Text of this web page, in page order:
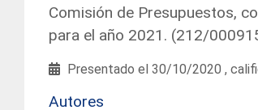
Comisión de Presupuestos,
para el año 2021. (212/
Presentado el 30/10/2020 ,
Autores